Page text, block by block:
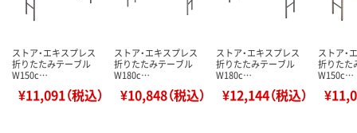
ストア・エキスプレス
折りたたみテーブル
W150c…
¥11,091（税込）
ストア・エキスプレス
折りたたみテーブル
W180c…
¥10,848（税込）
ストア・エキスプレス
折りたたみテーブル
W180c…
¥12,144（税込）
ストア・
折りたた
W150c…